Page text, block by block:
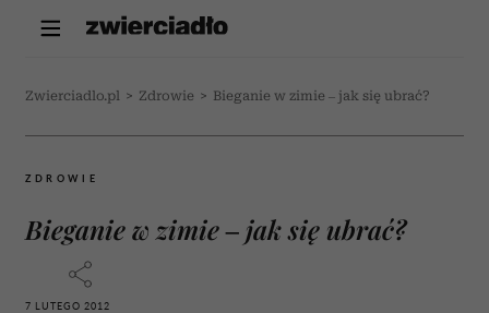
Zwierciadlo.pl > Zdrowie > Bieganie w zimie – jak się ubrać?
ZDROWIE
Bieganie w zimie – jak się ubrać?
7 LUTEGO 2012